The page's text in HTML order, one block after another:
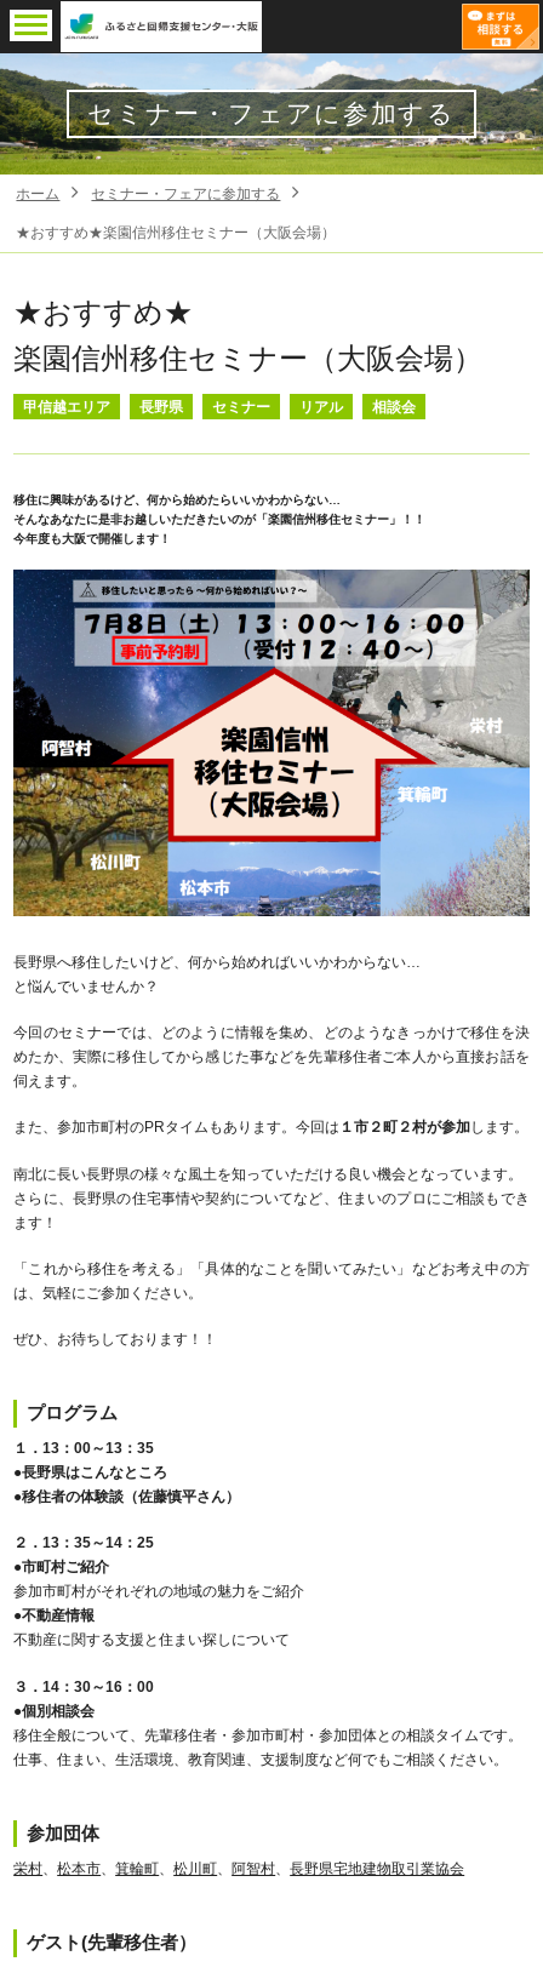
セミナー・フェアに参加する
ホーム セミナー・フェアに参加する
★おすすめ★楽園信州移住セミナー（大阪会場）
★おすすめ★
楽園信州移住セミナー（大阪会場）
甲信越エリア 長野県 セミナー リアル 相談会
移住に興味があるけど、何から始めたらいいかわからない…
そんなあなたに是非お越しいただきたいのが「楽園信州移住セミナー」！！
今年度も大阪で開催します！
長野県へ移住したいけど、何から始めればいいかわからない…
と悩んでいませんか？
今回のセミナーでは、どのように情報を集め、どのようなきっかけで移住を決
めたか、実際に移住してから感じた事などを先輩移住者ご本人から直接お話を
伺えます。
また、参加市町村のPRタイムもあります。今回は １市２町２村が参加します。
南北に長い長野県の様々な風土を知っていただける良い機会となっています。
さらに、長野県の住宅事情や契約についてなど、住まいのプロにご相談もでき
ます！
「これから移住を考える」「具体的なことを聞いてみたい」などお考え中の方
は、気軽にご参加ください。
ぜひ、お待ちしております！！
プログラム
１．13：00～13：35
●長野県はこんなところ
●移住者の体験談（佐藤慎平さん）
２．13：35～14：25
●市町村ご紹介
参加市町村がそれぞれの地域の魅力をご紹介
●不動産情報
不動産に関する支援と住まい探しについて
３．14：30～16：00
●個別相談会
移住全般について、先輩移住者・参加市町村・参加団体との相談タイムです。
仕事、住まい、生活環境、教育関連、支援制度など何でもご相談ください。
参加団体
栄村 、松本市 、箕輪町 、松川町 、阿智村 、長野県宅地建物取引業協会
ゲスト(先輩移住者）